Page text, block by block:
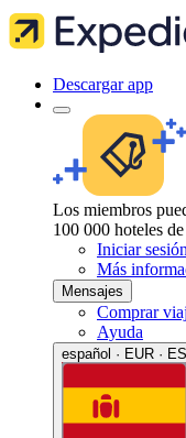
Descargar app
Los miembros
100 000 hoteles
Iniciar sesión
Más
Mensajes
Comprar
Ayuda
español · EUR · ES